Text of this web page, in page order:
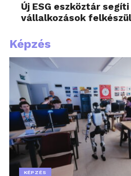
Új ESG eszköztár
vállalkozások
Képzés
KÉPZÉS